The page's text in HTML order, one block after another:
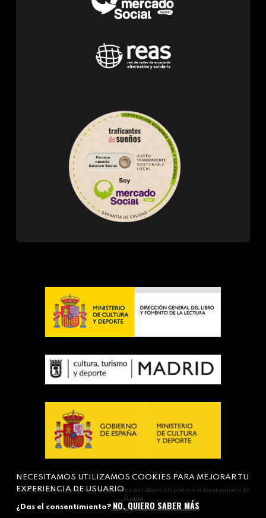
Actividad subvencionada por el Ministerio de Cultura y Deportes y el Ayuntamiento de
Madrid
NECESITAMOS UTILIZAMOS COOKIES PARA MEJORAR TU
EXPERIENCIA DE USUARIO
¿Das el consentimiento? NO, QUIERO SABER MÁS